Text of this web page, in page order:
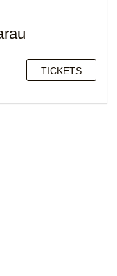
TICKETS